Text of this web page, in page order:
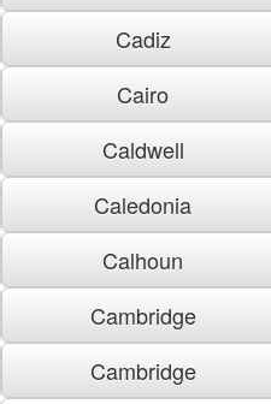
Cadiz
Cairo
Caldwell
Caledonia
Calhoun
Cambridge
Cambridge